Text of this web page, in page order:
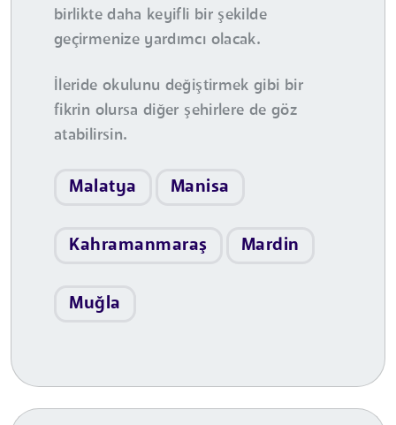
birlikte daha keyifli bir şekilde
geçirmenize yardımcı olacak.
İleride okulunu değiştirmek gibi bir
fikrin olursa diğer şehirlere de göz
atabilirsin.
Malatya Manisa
Kahramanmaraş Mardin
Muğla